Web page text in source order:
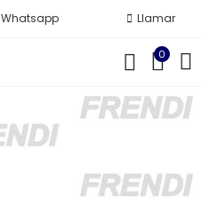
Whatsapp Llamar
0